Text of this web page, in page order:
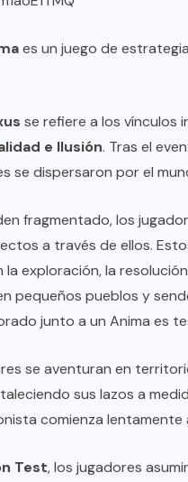
es un juego de
se refiere a los vínculos
e Ilusión. Tras el
se dispersaron por el
fragmentado, los
a través de ellos.
la exploración, la
pequeños pueblos y
junto a un Anima es
se aventuran en
sus lazos a
comienza lentamente
Test, los jugadores